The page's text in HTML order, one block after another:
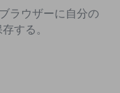
ラウザーに自分の
する。